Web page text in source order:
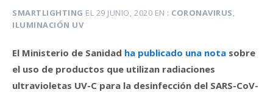
SMARTLIGHTING EL 29 JUNIO, 2020 EN CORONAVIRUS,
ILUMINACIÓN UV
El Ministerio de Sanidad ha publicado una nota sobre
el uso de productos que utilizan radiaciones
ultravioletas UV-C para la desinfección del SARS-CoV-